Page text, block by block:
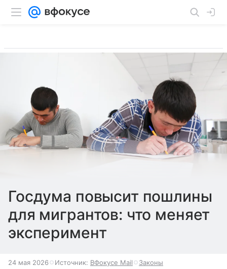
Госдума повысит пошлины
для мигрантов: что меняет
эксперимент
24 мая 2026 Источник: ВФокусе Mail Законы